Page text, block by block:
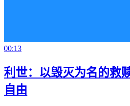
00:13
利世：以毁灭为名的救
自由